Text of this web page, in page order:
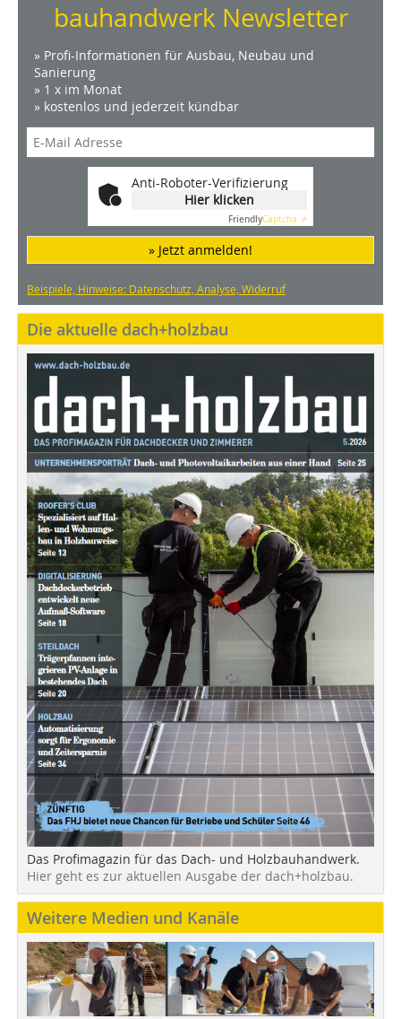
bauhandwerk Newsletter
» Profi-Informationen für Ausbau, Neubau und
Sanierung
» 1 x im Monat
» kostenlos und jederzeit kündbar
Anti-Roboter-Verifizierung
Hier klicken
FriendlyCaptcha ⇗
» Jetzt anmelden!
Beispiele, Hinweise: Datenschutz, Analyse, Widerruf
Die aktuelle dach+holzbau
Das Profimagazin für das Dach- und Holzbauhandwerk.
Hier geht es zur aktuellen Ausgabe der dach+holzbau.
Weitere Medien und Kanäle